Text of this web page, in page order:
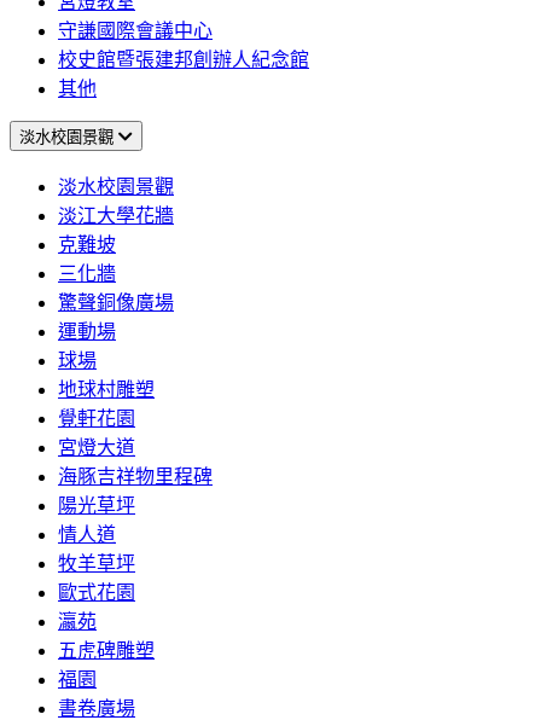
守謙國際會議中心
校史館暨張建邦創辦人紀念館
其他
淡水校園景觀
淡水校園景觀
淡江大學花牆
克難坡
三化牆
驚聲銅像廣場
運動場
球場
地球村雕塑
覺軒花園
宮燈大道
海豚吉祥物里程碑
陽光草坪
情人道
牧羊草坪
歐式花園
瀛苑
五虎碑雕塑
福園
書卷廣場